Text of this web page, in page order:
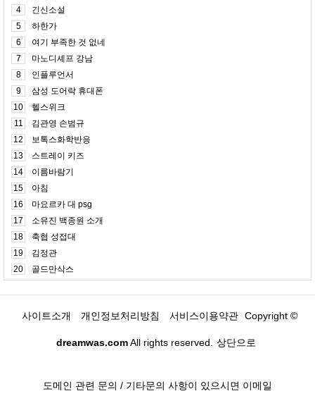
4
긴신소설
5
하한가
6
여기 부족한 것 없네
7
마노디셰프 강남
8
인플루언서
9
삼성 도어락 휴대폰
10
헬스위크
11
김관영 손범규
12
보톡스화학반응
13
스트레이 키즈
14
이름바람기
15
아침
16
마요르카 대 psg
17
소유진 백종원 소개
18
축협 성접대
19
김정관
20
골드만삭스
사이트소개 개인정보처리방침 서비스이용약관 Copyright ©
dreamwas.comAll rights reserved. 상단으로
도메인 관련 문의 / 기타문의 사항이 있으시면 이메일